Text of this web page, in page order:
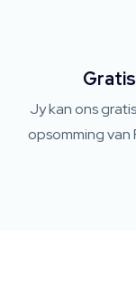
Jy kan ons
opsomming van